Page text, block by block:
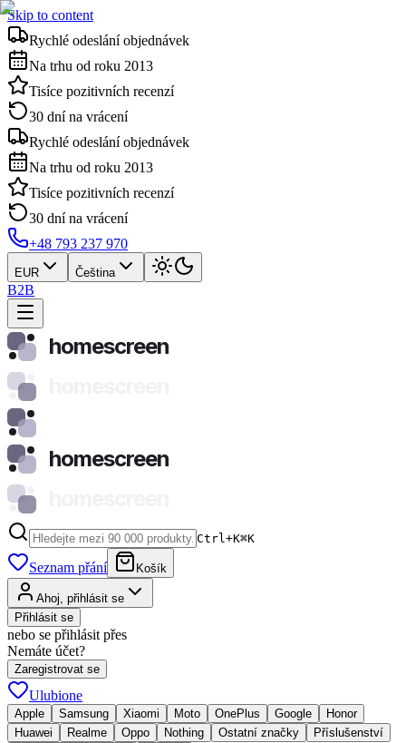
Skip to content
Rychlé odeslání objednávek
Na trhu od roku 2013
Tisíce pozitivních recenzí
30 dní na vrácení
Rychlé odeslání objednávek
Na trhu od roku 2013
Tisíce pozitivních recenzí
30 dní na vrácení
+48 793 237 970
EUR Čeština
B2B
homescreen
homescreen
Ctrl+K⌘K
Seznam přání Košík
Ahoj, přihlásit se
Přihlásit se
nebo se přihlásit přes
Nemáte účet?
Zaregistrovat se
Ulubione
Apple Samsung Xiaomi Moto OnePlus Google
Honor
Huawei
Realme Oppo Nothing Ostatní značky
Příslušenství